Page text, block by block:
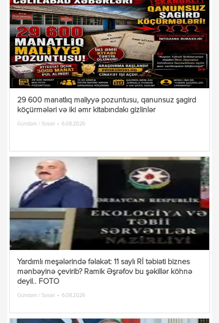
29 600 manatlıq maliyyə pozuntusu, qanunsuz şagird
köçürmələri və iki əmr kitabındakı gizlinlər
Gündəm / Sosial 6.08.2026
Yardımlı meşələrində fəlakət: 11 saylı Rİ təbiəti biznes
mənbəyinə çevirib? Ramik Əşrəfov bu şəkillər köhnə
deyil.. FOTO
Gündəm / Sosial 6.08.2026